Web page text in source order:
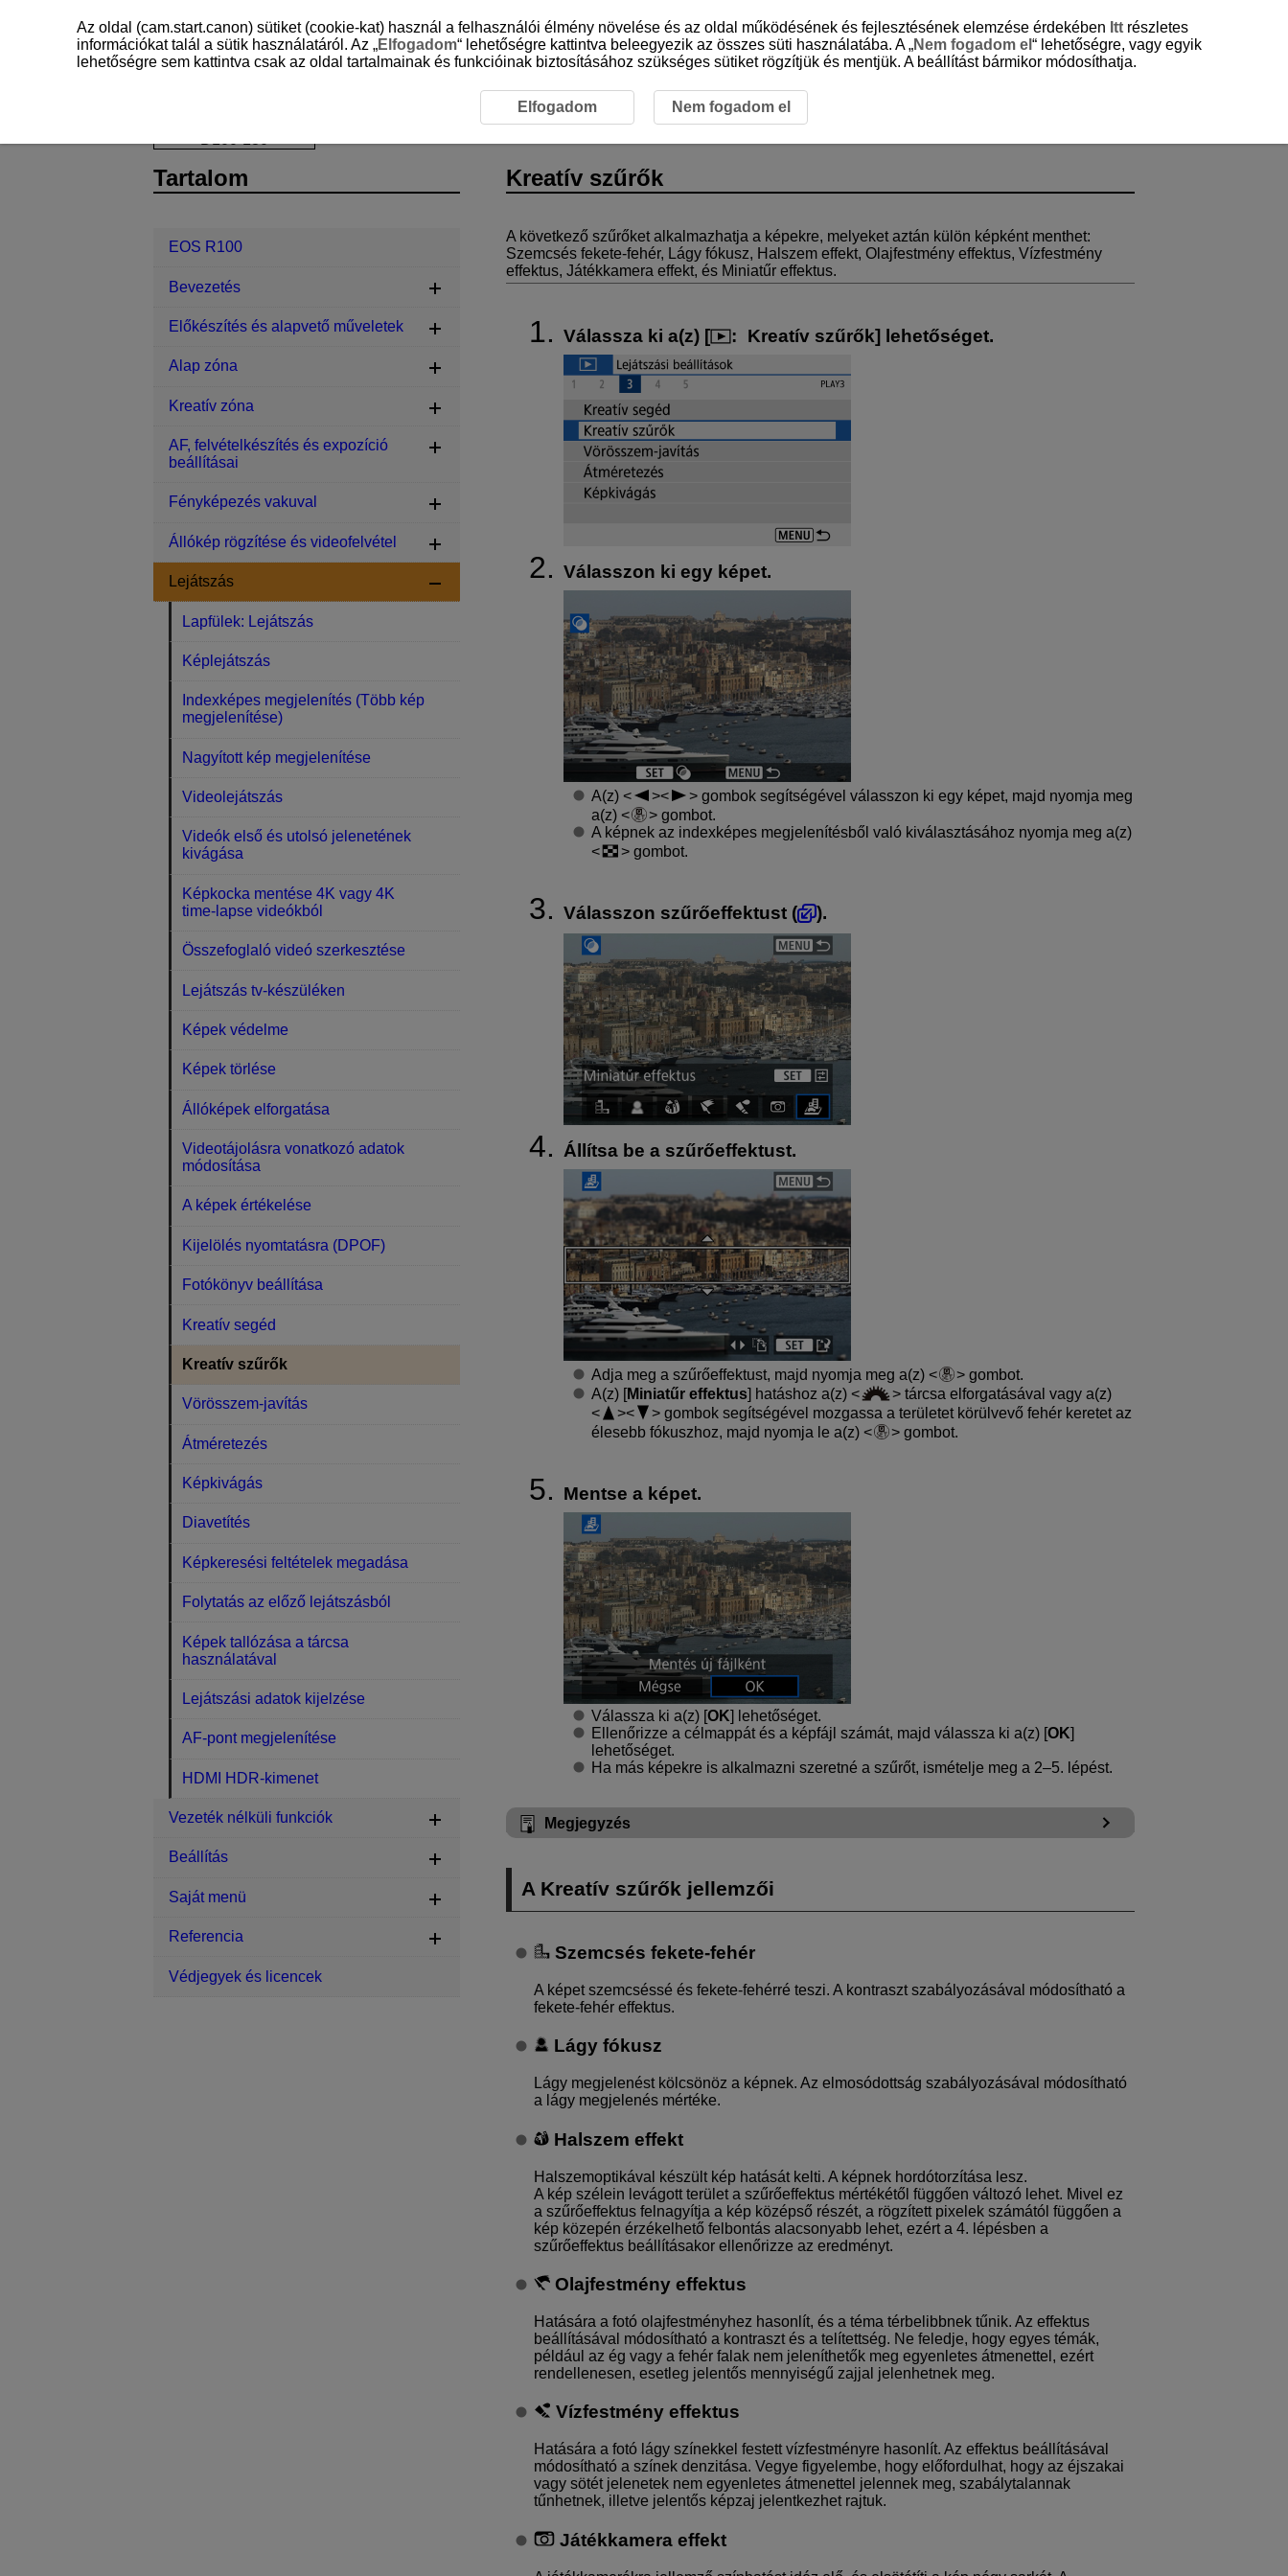
Kreatív szűrők
A következő szűrőket alkalmazhatja a képekre, melyeket aztán külön képként menthet:
Szemcsés fekete-fehér, Lágy fókusz, Halszem effekt, Olajfestmény effektus, Vízfestmény
effektus, Játékkamera effekt, és Miniatűr effektus.
Válassza ki a(z) [ : Kreatív szűrők] lehetőséget.
Válasszon ki egy képet.
A(z)
gombok segítségével válasszon ki egy képet, majd nyomja meg
a(z)
gombot.
A képnek az indexképes megjelenítésből való kiválasztásához nyomja meg a(z)
gombot.
Válasszon szűrőeffektust ( ).
Állítsa be a szűrőeffektust.
Adja meg a szűrőeffektust, majd nyomja meg a(z)
gombot.
A(z) [Miniatűr effektus] hatáshoz a(z)
tárcsa elforgatásával vagy a(z)
gombok segítségével mozgassa a területet körülvevő fehér keretet az
élesebb fókuszhoz, majd nyomja le a(z)
gombot.
Mentse a képet.
Válassza ki a(z) [OK] lehetőséget.
Ellenőrizze a célmappát és a képfájl számát, majd válassza ki a(z) [OK]
lehetőséget.
Ha más képekre is alkalmazni szeretné a szűrőt, ismételje meg a 2–5. lépést.
Megjegyzés
A Kreatív szűrők jellemzői
Szemcsés fekete-fehér
A képet szemcséssé és fekete-fehérré teszi. A kontraszt szabályozásával módosítható a
fekete-fehér effektus.
Lágy fókusz
Lágy megjelenést kölcsönöz a képnek. Az elmosódottság szabályozásával módosítható
a lágy megjelenés mértéke.
Halszem effekt
Halszemoptikával készült kép hatását kelti. A képnek hordótorzítása lesz.
A kép szélein levágott terület a szűrőeffektus mértékétől függően változó lehet. Mivel ez
a szűrőeffektus felnagyítja a kép középső részét, a rögzített pixelek számától függően a
kép közepén érzékelhető felbontás alacsonyabb lehet, ezért a 4. lépésben a
szűrőeffektus beállításakor ellenőrizze az eredményt.
Olajfestmény effektus
Hatására a fotó olajfestményhez hasonlít, és a téma térbelibbnek tűnik. Az effektus
beállításával módosítható a kontraszt és a telítettség. Ne feledje, hogy egyes témák,
például az ég vagy a fehér falak nem jeleníthetők meg egyenletes átmenettel, ezért
rendellenesen, esetleg jelentős mennyiségű zajjal jelenhetnek meg.
Vízfestmény effektus
Hatására a fotó lágy színekkel festett vízfestményre hasonlít. Az effektus beállításával
módosítható a színek denzitása. Vegye figyelembe, hogy előfordulhat, hogy az éjszakai
vagy sötét jelenetek nem egyenletes átmenettel jelennek meg, szabálytalannak
tűnhetnek, illetve jelentős képzaj jelentkezhet rajtuk.
Játékkamera effekt
Tartalom
EOS R100
Bevezetés
Előkészítés és alapvető műveletek
Alap zóna
Kreatív zóna
AF, felvételkészítés és expozíció
beállításai
Fényképezés vakuval
Állókép rögzítése és videofelvétel
Lejátszás
Lapfülek: Lejátszás
Képlejátszás
Indexképes megjelenítés (Több kép
megjelenítése)
Nagyított kép megjelenítése
Videolejátszás
Videók első és utolsó jelenetének
kivágása
Képkocka mentése 4K vagy 4K
time-lapse videókból
Összefoglaló videó szerkesztése
Lejátszás tv-készüléken
Képek védelme
Képek törlése
Állóképek elforgatása
Videotájolásra vonatkozó adatok
módosítása
A képek értékelése
Kijelölés nyomtatásra (DPOF)
Fotókönyv beállítása
Kreatív segéd
Kreatív szűrők
Vörösszem-javítás
Átméretezés
Képkivágás
Diavetítés
Képkeresési feltételek megadása
Folytatás az előző lejátszásból
Képek tallózása a tárcsa
használatával
Lejátszási adatok kijelzése
AF-pont megjelenítése
HDMI HDR-kimenet
Vezeték nélküli funkciók
Beállítás
Saját menü
Referencia
Védjegyek és licencek
Az oldal (cam.start.canon) sütiket (cookie-kat) használ a felhasználói élmény növelése és az oldal működésének és fejlesztésének elemzése érdekében Itt részletes
információkat talál a sütik használatáról. Az „Elfogadom“ lehetőségre kattintva beleegyezik az összes süti használatába. A „Nem fogadom el “ lehetőségre, vagy egyik
lehetőségre sem kattintva csak az oldal tartalmainak és funkcióinak biztosításához szükséges sütiket rögzítjük és mentjük. A beállítást bármikor módosíthatja.
Elfogadom Nem fogadom el